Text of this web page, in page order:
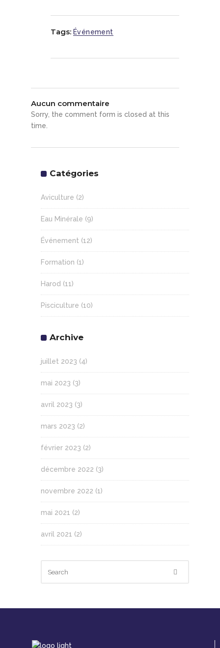
Tags: Événement
Aucun commentaire
Sorry, the comment form is closed at this
time.
Catégories
Aviculture (2)
Eau Minérale (9)
Événement (12)
Formation (1)
Harod (11)
Pisciculture (10)
Archive
juillet 2023 (4)
mai 2023 (3)
avril 2023 (3)
mars 2023 (2)
février 2023 (2)
décembre 2022 (3)
novembre 2022 (1)
mai 2021 (2)
avril 2021 (2)